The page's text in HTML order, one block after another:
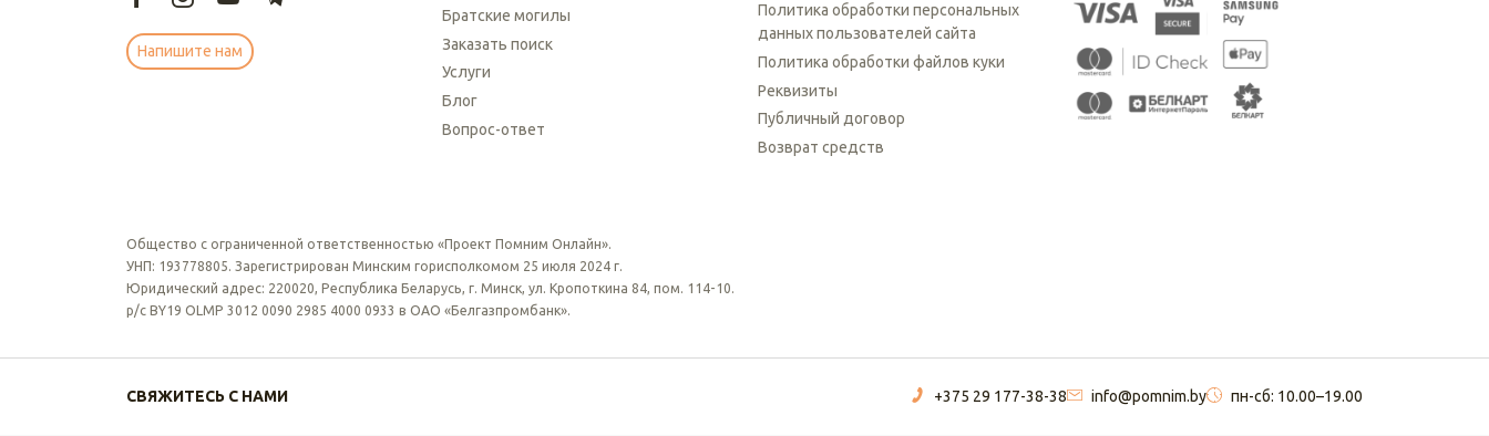
Напишите нам
Братские могилы
Заказать поиск
Услуги
Блог
Вопрос-ответ
Политика обработки персональных
данных пользователей сайта
Политика обработки файлов куки
Реквизиты
Публичный договор
Возврат средств
Общество с ограниченной ответственностью «Проект Помним Онлайн».
УНП: 193778805. Зарегистрирован Минским горисполкомом 25 июля 2024 г.
Юридический адрес: 220020, Республика Беларусь, г. Минск, ул. Кропоткина 84, пом. 114-10.
р/с BY19 OLMP 3012 0090 2985 4000 0933 в ОАО «Белгазпромбанк».
СВЯЖИТЕСЬ С НАМИ +375 29 177-38-38 info@pomnim.by пн-сб: 10.00–19.00